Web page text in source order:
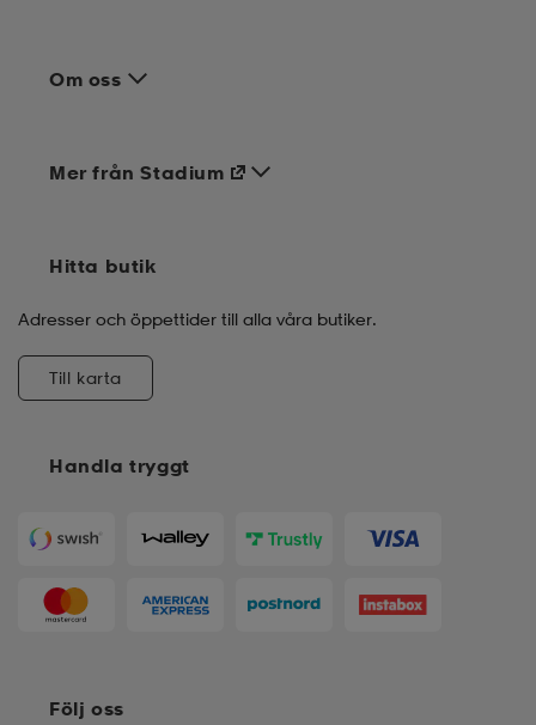
Om oss
Handla tryggt
Mer från Stadium
Hitta butik
Adresser och öppettider till alla våra butiker.
Till karta
Följ oss